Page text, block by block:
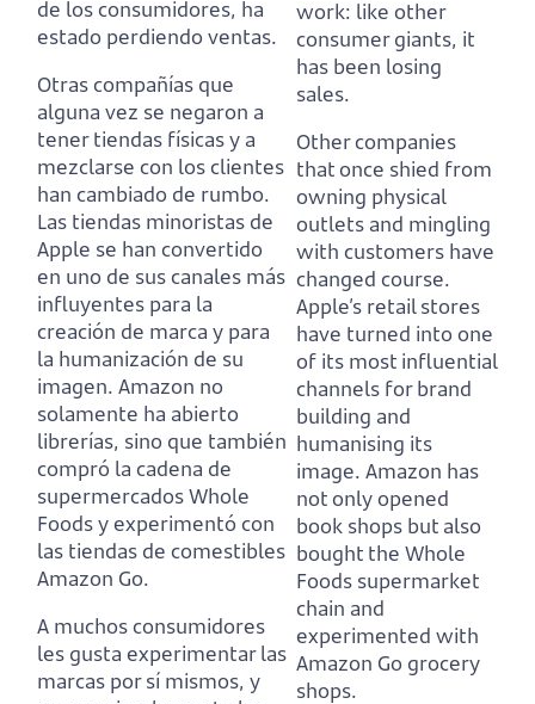
de los consumidores, ha
estado perdiendo ventas.
Otras compañías que
alguna vez se negaron a
tener tiendas físicas y a
mezclarse con los clientes
han cambiado de rumbo.
Las tiendas minoristas de
Apple se han convertido
en uno de sus canales más
influyentes para la
creación de marca y para
la humanización de su
imagen. Amazon no
solamente ha abierto
librerías, sino que también
compró la cadena de
supermercados Whole
Foods y experimentó con
las tiendas de comestibles
Amazon Go.
A muchos consumidores
les gusta experimentar las
marcas por sí mismos, y
work: like other
consumer giants, it
has been losing
sales.
Other companies
that once shied from
owning physical
outlets and mingling
with customers have
changed course.
Apple’s retail stores
have turned into one
of its most influential
channels for brand
building and
humanising its
image. Amazon has
not only opened
book shops but also
bought the Whole
Foods supermarket
chain and
experimented with
Amazon Go grocery
shops.